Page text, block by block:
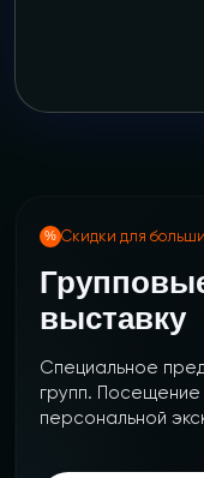
Скидки для
выставку
Специальное
групп. Посещение
персональной